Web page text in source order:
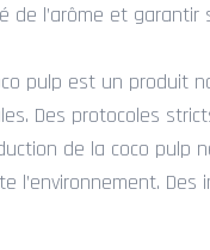
de l’arôme et
pulp est un
Des protocoles
de la coco pulp
l’environnement.